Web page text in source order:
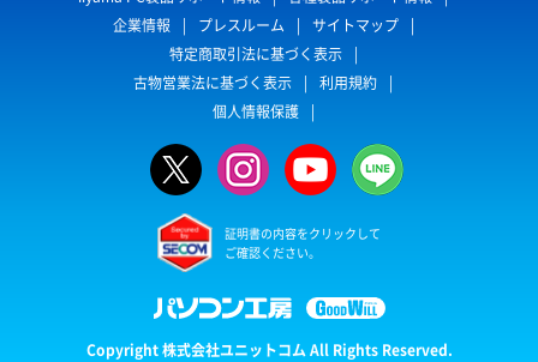
企業情報
プレスルーム
サイトマップ
特定商取引法に基づく表示
古物営業法に基づく表示
利用規約
個人情報保護
証明書の内容をクリックして
ご確認ください。
Copyright 株式会社ユニットコム All Rights Reserved.